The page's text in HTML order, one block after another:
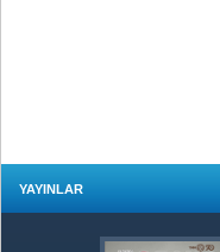
YAYINLAR